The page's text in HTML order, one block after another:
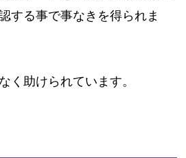
する事で事なきを得られま
く助けられています。